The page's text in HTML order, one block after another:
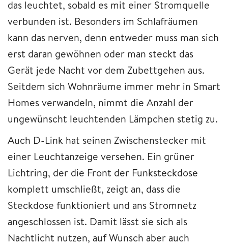
das leuchtet, sobald es mit einer Stromquelle
verbunden ist. Besonders im Schlafräumen
kann das nerven, denn entweder muss man sich
erst daran gewöhnen oder man steckt das
Gerät jede Nacht vor dem Zubettgehen aus.
Seitdem sich Wohnräume immer mehr in Smart
Homes verwandeln, nimmt die Anzahl der
ungewünscht leuchtenden Lämpchen stetig zu.
Auch D-Link hat seinen Zwischenstecker mit
einer Leuchtanzeige versehen. Ein grüner
Lichtring, der die Front der Funksteckdose
komplett umschließt, zeigt an, dass die
Steckdose funktioniert und ans Stromnetz
angeschlossen ist. Damit lässt sie sich als
Nachtlicht nutzen, auf Wunsch aber auch